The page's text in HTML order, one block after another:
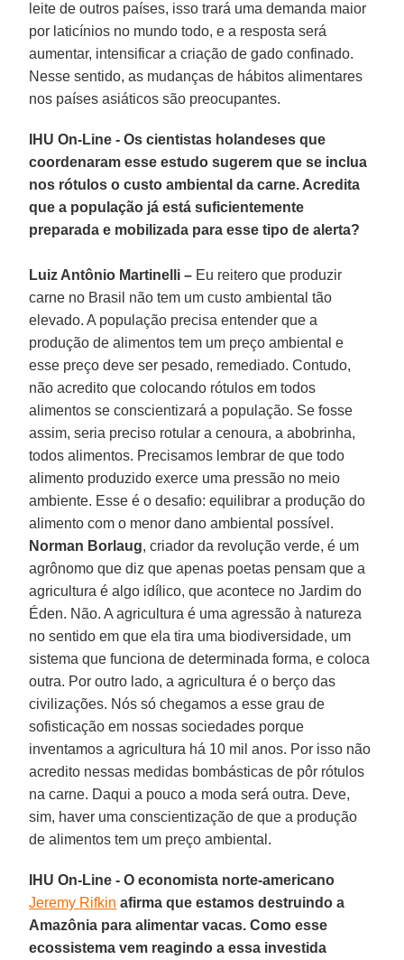
leite de outros países, isso trará uma demanda maior
por laticínios no mundo todo, e a resposta será
aumentar, intensificar a criação de gado confinado.
Nesse sentido, as mudanças de hábitos alimentares
nos países asiáticos são preocupantes.
IHU On-Line - Os cientistas holandeses que
coordenaram esse estudo sugerem que se inclua
nos rótulos o custo ambiental da carne. Acredita
que a população já está suficientemente
preparada e mobilizada para esse tipo de alerta?
Luiz Antônio Martinelli – Eu reitero que produzir
carne no Brasil não tem um custo ambiental tão
elevado. A população precisa entender que a
produção de alimentos tem um preço ambiental e
esse preço deve ser pesado, remediado. Contudo,
não acredito que colocando rótulos em todos
alimentos se conscientizará a população. Se fosse
assim, seria preciso rotular a cenoura, a abobrinha,
todos alimentos. Precisamos lembrar de que todo
alimento produzido exerce uma pressão no meio
ambiente. Esse é o desafio: equilibrar a produção do
alimento com o menor dano ambiental possível.
Norman Borlaug, criador da revolução verde, é um
agrônomo que diz que apenas poetas pensam que a
agricultura é algo idílico, que acontece no Jardim do
Éden. Não. A agricultura é uma agressão à natureza
no sentido em que ela tira uma biodiversidade, um
sistema que funciona de determinada forma, e coloca
outra. Por outro lado, a agricultura é o berço das
civilizações. Nós só chegamos a esse grau de
sofisticação em nossas sociedades porque
inventamos a agricultura há 10 mil anos. Por isso não
acredito nessas medidas bombásticas de pôr rótulos
na carne. Daqui a pouco a moda será outra. Deve,
sim, haver uma conscientização de que a produção
de alimentos tem um preço ambiental.
IHU On-Line - O economista norte-americano
Jeremy Rifkin afirma que estamos destruindo a
Amazônia para alimentar vacas. Como esse
ecossistema vem reagindo a essa investida